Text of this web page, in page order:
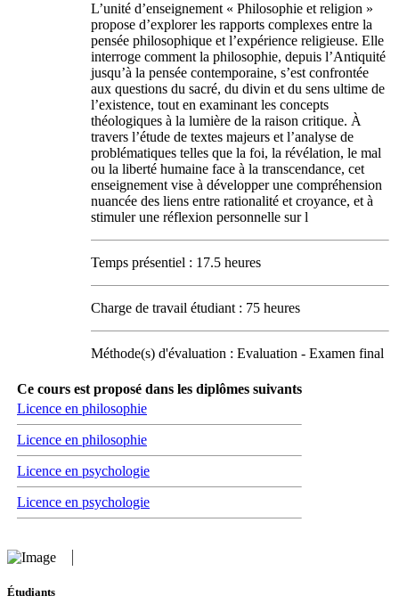
L’unité d’enseignement « Philosophie et religion »
propose d’explorer les rapports complexes entre la
pensée philosophique et l’expérience religieuse. Elle
interroge comment la philosophie, depuis l’Antiquité
jusqu’à la pensée contemporaine, s’est confrontée
aux questions du sacré, du divin et du sens ultime de
l’existence, tout en examinant les concepts
théologiques à la lumière de la raison critique. À
travers l’étude de textes majeurs et l’analyse de
problématiques telles que la foi, la révélation, le mal
ou la liberté humaine face à la transcendance, cet
enseignement vise à développer une compréhension
nuancée des liens entre rationalité et croyance, et à
stimuler une réflexion personnelle sur l
Temps présentiel : 17.5 heures
Charge de travail étudiant : 75 heures
Méthode(s) d'évaluation : Evaluation - Examen final
Ce cours est proposé dans les diplômes suivants
Licence en philosophie
Licence en philosophie
Licence en psychologie
Licence en psychologie
Étudiants